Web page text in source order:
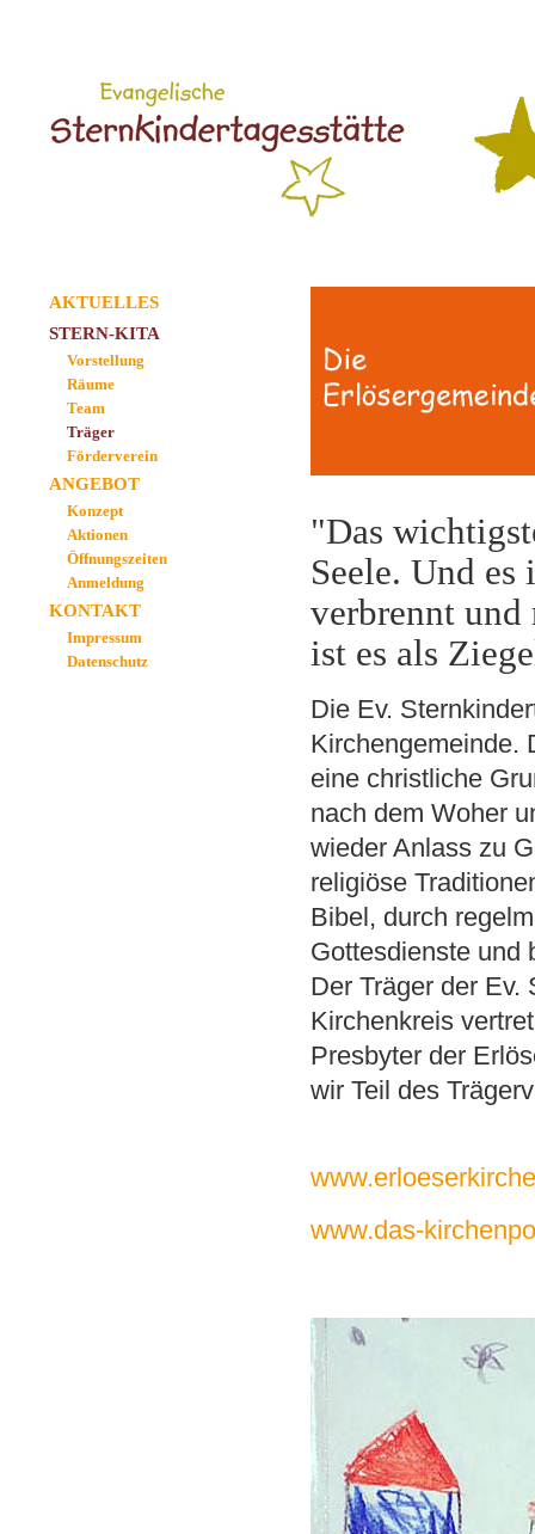
AKTUELLES
STERN-KITA
Vorstellung
Räume
Team
Träger
Förderverein
ANGEBOT
Konzept
Aktionen
Öffnungszeiten
Anmeldung
KONTAKT
Impressum
Datenschutz
"Das
Seele. Und
verbrennt und
ist es als
Die Ev.
Kirchengemeinde.
eine christliche
nach dem Woher
wieder Anlass zu
religiöse
Bibel, durch
Gottesdienste und
Der Träger der
Kirchenkreis
Presbyter der
wir Teil des
www.das-